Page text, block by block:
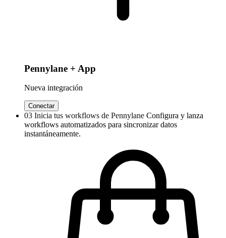
Pennylane + App
Nueva integración
Conectar
03 Inicia tus workflows de Pennylane Configura y lanza
workflows automatizados para sincronizar datos
instantáneamente.